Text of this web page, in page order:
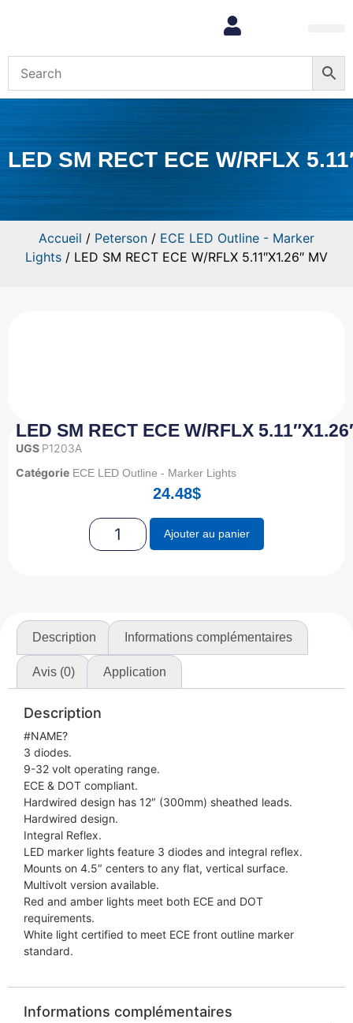
LED SM RECT ECE W/RFLX
Accueil / Peterson / ECE LED Outline - Marker
Lights / LED SM RECT ECE W/RFLX 5.11″X1.26″ MV
LED SM RECT ECE W/RFLX
UGS P1203A
Catégorie ECE LED Outline - Marker Lights
24.48$
Ajouter au panier
Description Informations complémentaires
Avis (0) Application
Description
#NAME?
3 diodes.
9-32 volt operating range.
ECE & DOT compliant.
Hardwired design has 12″ (300mm) sheathed leads.
Hardwired design.
Integral Reflex.
LED marker lights feature 3 diodes and integral reflex.
Mounts on 4.5″ centers to any flat, vertical surface.
Multivolt version available.
Red and amber lights meet both ECE and DOT
requirements.
White light certified to meet ECE front outline marker
standard.
Informations complémentaires